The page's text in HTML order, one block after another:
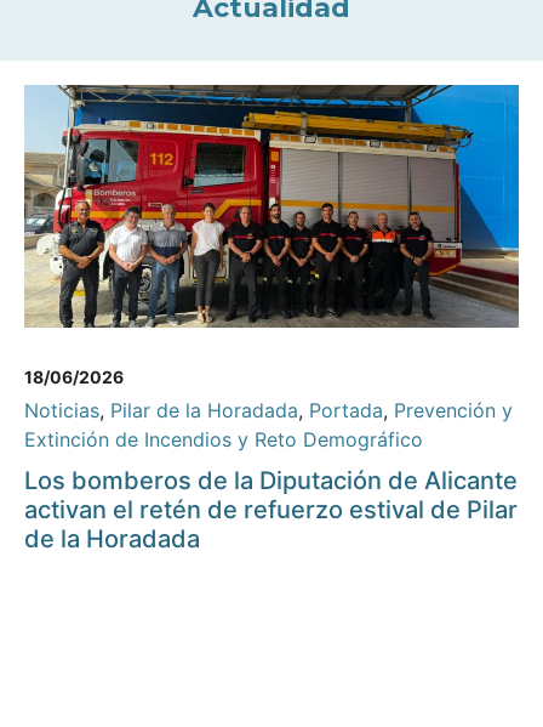
Actualidad
18/06/2026
Noticias, Pilar de la Horadada, Portada, Prevención y
Extinción de Incendios y Reto Demográfico
Los bomberos de la Diputación de Alicante
activan el retén de refuerzo estival de Pilar
de la Horadada